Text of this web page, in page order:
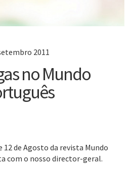
2011
no Mundo
12 de Agosto da revista Mundo
com o nosso director-geral.